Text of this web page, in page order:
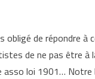
obligé de répondre
de ne pas être à
asso loi 1901…